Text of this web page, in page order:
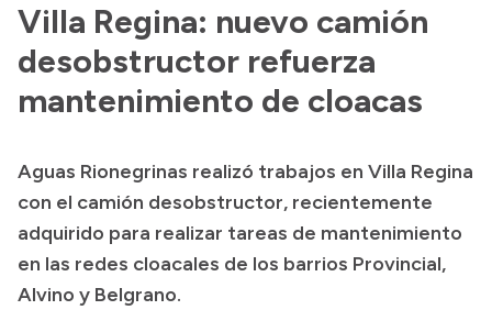
Autoridades
Normativa
Presupuesto
Boletín Oficial
Compras y licitaciones
Consulta de expedientes
Villa Regina: nuevo camión
desobstructor refuerza
mantenimiento de cloacas
Aguas Rionegrinas realizó trabajos en Villa Regina
con el camión desobstructor, recientemente
adquirido para realizar tareas de mantenimiento
en las redes cloacales de los barrios Provincial,
Alvino y Belgrano.